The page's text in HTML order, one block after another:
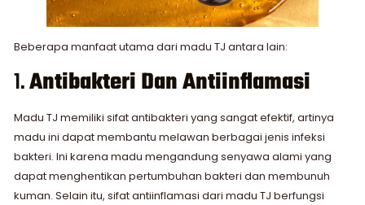
Beberapa manfaat utama dari madu TJ antara lain:
1.Antibakteri Dan Antiinflamasi
Madu TJ memiliki sifat antibakteri yang sangat efektif, artinya
madu ini dapat membantu melawan berbagai jenis infeksi
bakteri. Ini karena madu mengandung senyawa alami yang
dapat menghentikan pertumbuhan bakteri dan membunuh
kuman. Selain itu, sifat antiinflamasi dari madu TJ berfungsi